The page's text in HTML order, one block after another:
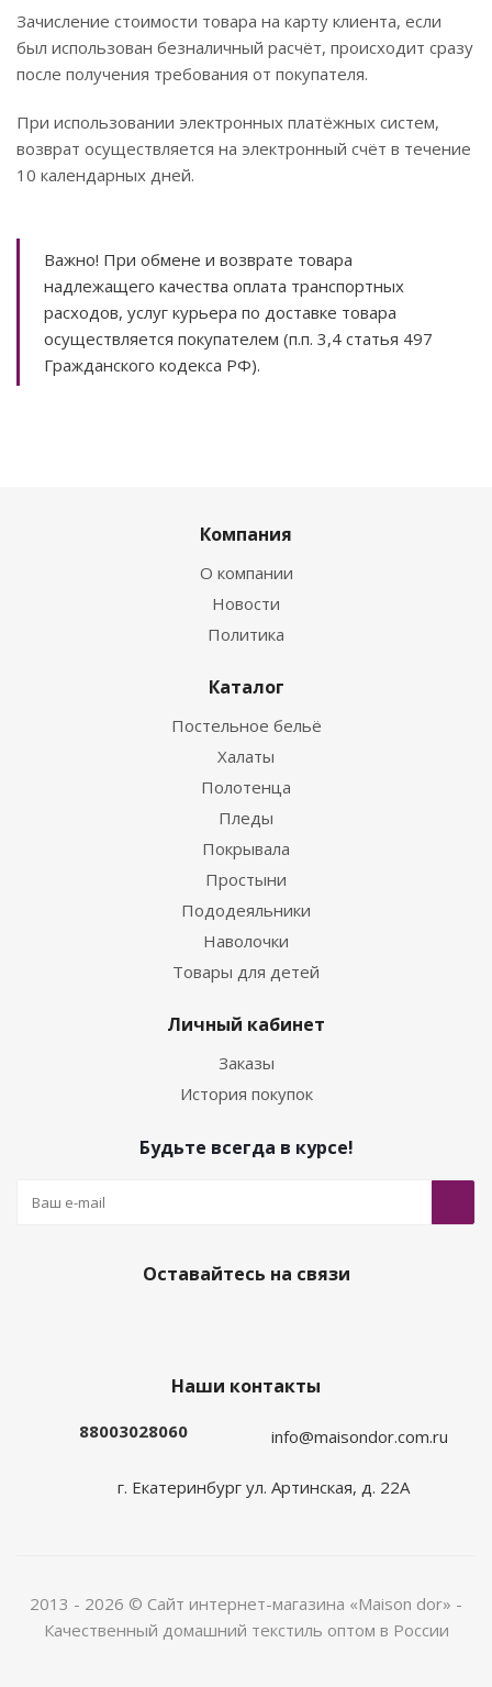
Зачисление стоимости товара на карту клиента, если
был использован безналичный расчёт, происходит сразу
после получения требования от покупателя.
При использовании электронных платёжных систем,
возврат осуществляется на электронный счёт в течение
10 календарных дней.
Важно! При обмене и возврате товара
надлежащего качества оплата транспортных
расходов, услуг курьера по доставке товара
осуществляется покупателем (п.п. 3,4 статья 497
Гражданского кодекса РФ).
Компания
О компании
Новости
Политика
Каталог
Постельное бельё
Халаты
Полотенца
Пледы
Покрывала
Простыни
Пододеяльники
Наволочки
Товары для детей
Личный кабинет
Заказы
История покупок
Будьте всегда в курсе!
Оставайтесь на связи
Наши контакты
88003028060 info@maisondor.com.ru
г. Екатеринбург ул. Артинская, д. 22А
2013 - 2026 © Сайт интернет-магазина «Maison dor» -
Качественный домашний текстиль оптом в России